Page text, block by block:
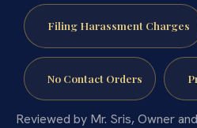
Filing Harassment Charges
No Contact Orders
Reviewed by Mr. Sris, Owner